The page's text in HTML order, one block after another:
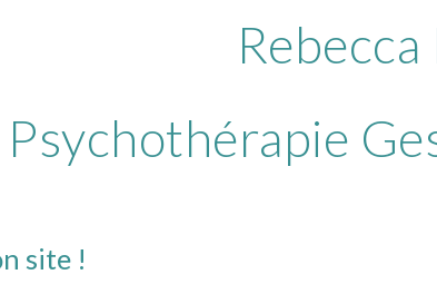
Psychothérapie
site !